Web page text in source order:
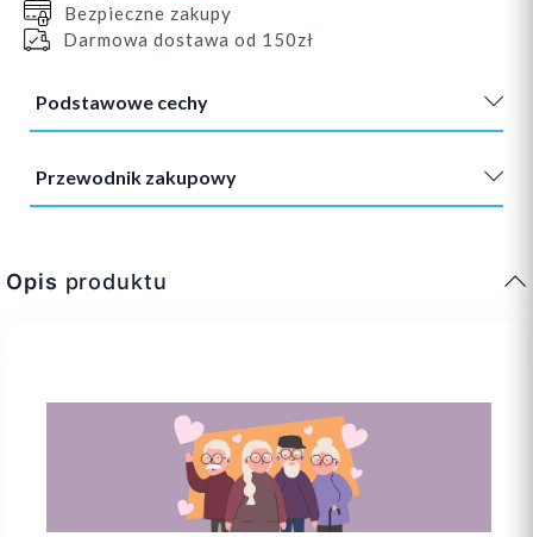
Bezpieczne zakupy
Darmowa dostawa od 150zł
Podstawowe cechy
Przewodnik zakupowy
Opis produktu